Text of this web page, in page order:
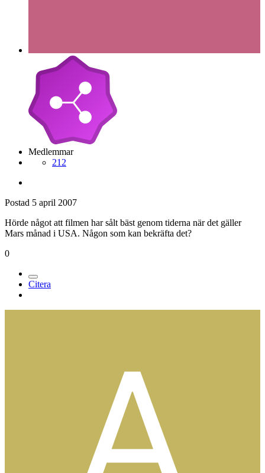
Medlemmar
212
Postad 5 april 2007
Hörde något att filmen har sålt bäst genom tiderna när det gäller
Mars månad i USA. Någon som kan bekräfta det?
0
Citera